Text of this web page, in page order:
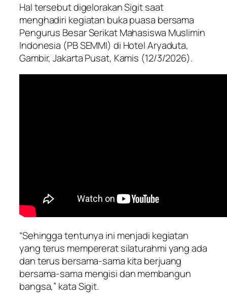
Hal tersebut digelorakan Sigit saat
menghadiri kegiatan buka puasa bersama
Pengurus Besar Serikat Mahasiswa Muslimin
Indonesia (PB SEMMI) di Hotel Aryaduta,
Gambir, Jakarta Pusat, Kamis (12/3/2026).
“Sehingga tentunya ini menjadi kegiatan
yang terus mempererat silaturahmi yang ada
dan terus bersama-sama kita berjuang
bersama-sama mengisi dan membangun
bangsa,” kata Sigit.